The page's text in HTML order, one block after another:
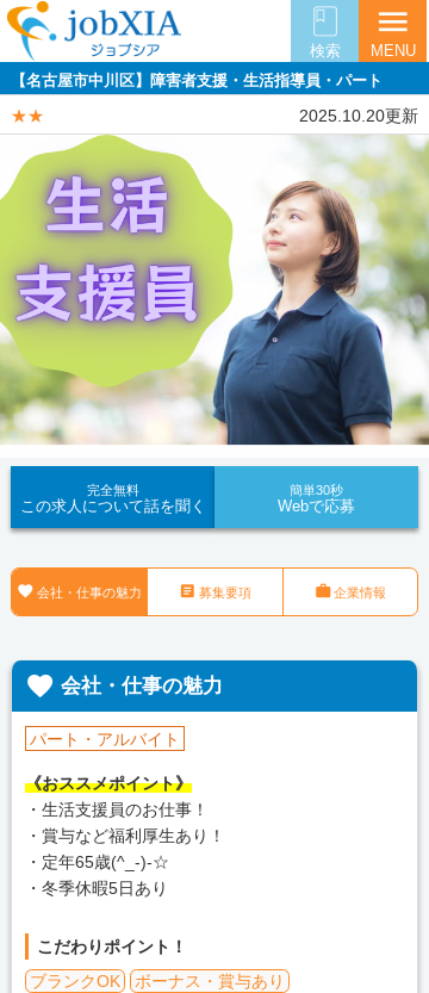
検索
menu
MENU
【名古屋市中川区】障害者支援・生活指導員・パート
★★ 2025.10.20更新
完全無料
この求人について話を聞く
簡単30秒
Webで応募
 会社・仕事の魅力  募集要項 企業情報
 会社・仕事の魅力
パート・アルバイト
《おススメポイント》
・生活支援員のお仕事！
・賞与など福利厚生あり！
・定年65歳(^_-)-☆
・冬季休暇5日あり
こだわりポイント！
ブランクOK
ボーナス・賞与あり